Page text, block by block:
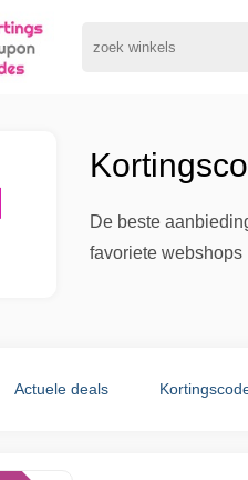
De beste
favoriete webshops
Actuele deals